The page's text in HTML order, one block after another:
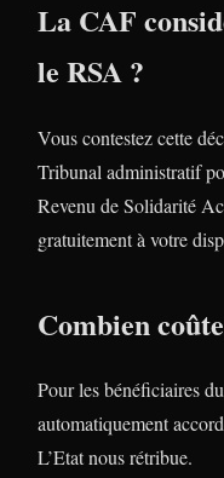
La CAF
le RSA ?
Vous contestez cette
Tribunal administratif
Revenu de Solidarité
gratuitement à votre
Combien
Pour les bénéficiaires
automatiquement
L’Etat nous rétribue.